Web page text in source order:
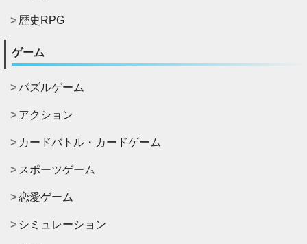
歴史RPG
ゲーム
パズルゲーム
アクション
カードバトル・カードゲーム
スポーツゲーム
恋愛ゲーム
シミュレーション